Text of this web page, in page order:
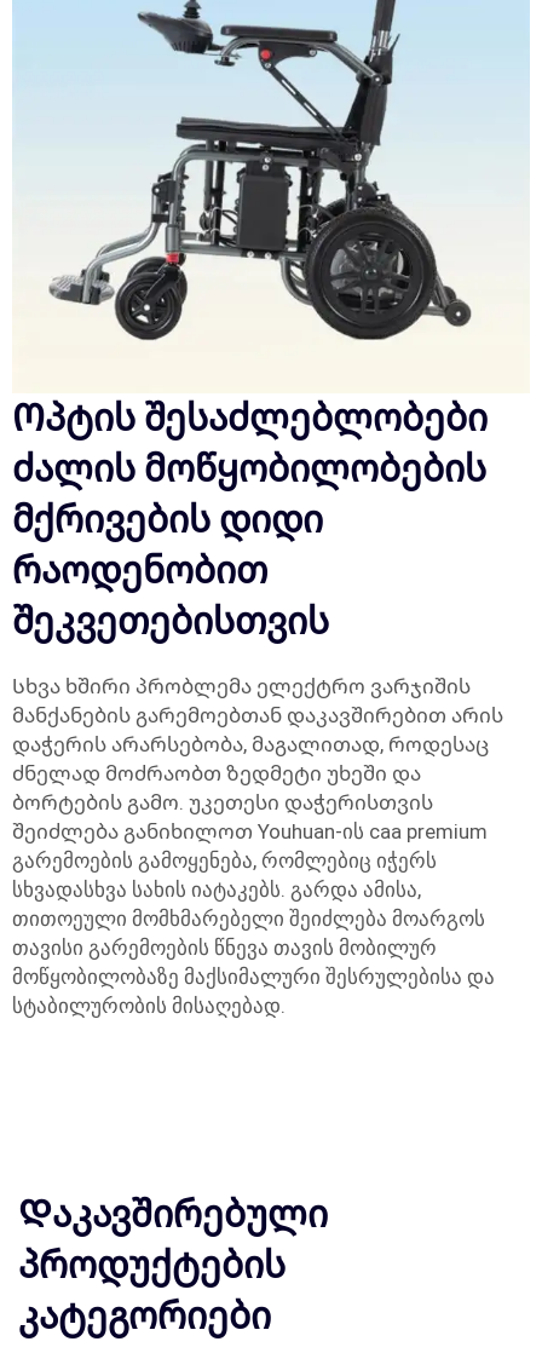
Ოპტის შესაძლებლობები
ძალის მოწყობილობების
მქრივების დიდი
რაოდენობით
შეკვეთებისთვის
Სხვა ხშირი პრობლემა ელექტრო ვარჯიშის
მანქანების გარემოებთან დაკავშირებით არის
დაჭერის არარსებობა, მაგალითად, როდესაც
ძნელად მოძრაობთ ზედმეტი უხეში და
ბორტების გამო. უკეთესი დაჭერისთვის
შეიძლება განიხილოთ Youhuan-ის caa premium
გარემოების გამოყენება, რომლებიც იჭერს
სხვადასხვა სახის იატაკებს. გარდა ამისა,
თითოეული მომხმარებელი შეიძლება მოარგოს
თავისი გარემოების წნევა თავის მობილურ
მოწყობილობაზე მაქსიმალური შესრულებისა და
სტაბილურობის მისაღებად.
Დაკავშირებული
პროდუქტების
კატეგორიები